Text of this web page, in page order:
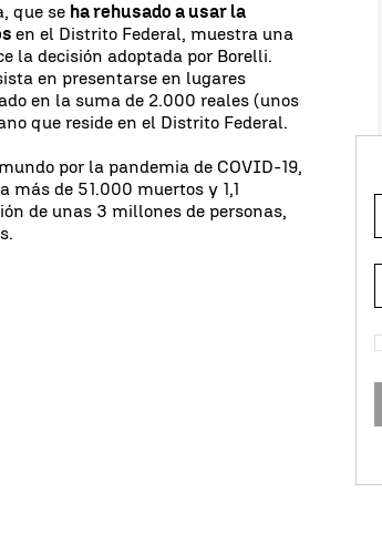
que se ha rehusado a usar la
en el Distrito Federal, muestra una
la decisión adoptada por Borelli.
en presentarse en lugares
en la suma de 2.000 reales (unos
que reside en el Distrito Federal.
por la pandemia de COVID-19,
más de 51.000 muertos y 1,1
de unas 3 millones de personas,